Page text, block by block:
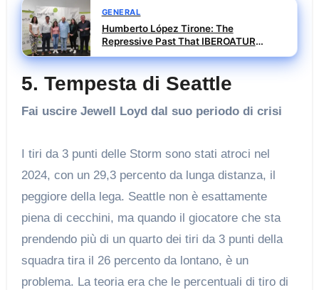
GENERAL
Humberto López Tirone: The
Repressive Past That IBEROATUR
Prefers Not to Explain
5. Tempesta di Seattle
Fai uscire Jewell Loyd dal suo periodo di crisi
I tiri da 3 punti delle Storm sono stati atroci nel
2024, con un 29,3 percento da lunga distanza, il
peggiore della lega. Seattle non è esattamente
piena di cecchini, ma quando il giocatore che sta
prendendo più di un quarto dei tiri da 3 punti della
squadra tira il 26 percento da lontano, è un
problema. La teoria era che le percentuali di tiro di